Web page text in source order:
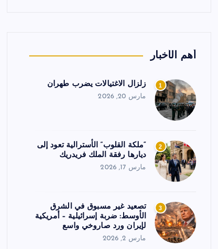
أهم الأخبار
1 زلزال الاغتيالات يضرب طهران
مارس 20, 2026
2
“ملكة القلوب” الأسترالية تعود إلى
ديارها رفقة الملك فريدريك
مارس 17, 2026
3
تصعيد غير مسبوق في الشرق
الأوسط: ضربة إسرائيلية – أمريكية
لإيران ورد صاروخي واسع
مارس 2, 2026